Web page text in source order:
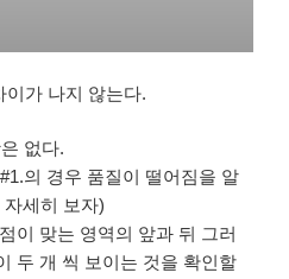
이가 나지 않는다.
없다.
의 경우 품질이 떨어짐을 알
세히 보자)
이 맞는 영역의 앞과 뒤 그러
두 개 씩 보이는 것을 확인할